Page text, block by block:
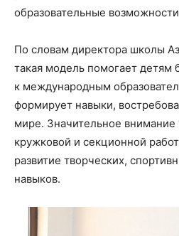
образовательные
По словам директора школы
такая модель помогает детям
к международным
формирует навыки,
мире. Значительное внимание
кружковой и секционной
развитие творческих,
навыков.